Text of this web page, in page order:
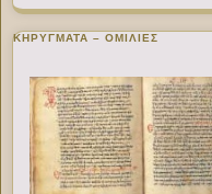
ΚΗΡΥΓΜΑΤΑ – ΟΜΙΛΙΕΣ